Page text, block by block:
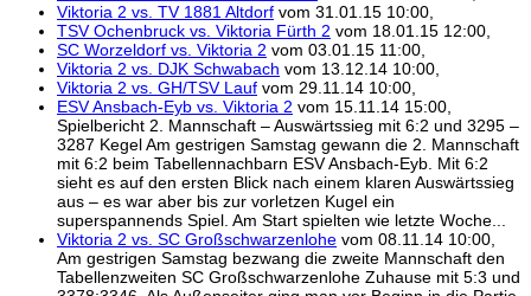
Viktoria 2 vs. TV 1881 Altdorf vom 31.01.15 10:00,
TSV Ochenbruck vs. Viktoria Fürth 2 vom 18.01.15 12:00,
SC Worzeldorf vs. Viktoria 2 vom 03.01.15 11:00,
Viktoria 2 vs. DJK Schwabach vom 13.12.14 10:00,
Viktoria 2 vs. GH/TSV Lauf vom 29.11.14 10:00,
ESV Ansbach-Eyb vs. Viktoria 2 vom 15.11.14 15:00,
Spielbericht 2. Mannschaft – Auswärtssieg mit 6:2 und 3295 –
3287 Kegel Am gestrigen Samstag gewann die 2. Mannschaft
mit 6:2 beim Tabellennachbarn ESV Ansbach-Eyb. Mit 6:2
sieht es auf den ersten Blick nach einem klaren Auswärtssieg
aus – es war aber bis zur vorletzen Kugel ein
superspannends Spiel. Am Start spielten wie letzte Woche...
Viktoria 2 vs. SC Großschwarzenlohe vom 08.11.14 10:00,
Am gestrigen Samstag bezwang die zweite Mannschaft den
Tabellenzweiten SC Großschwarzenlohe Zuhause mit 5:3 und